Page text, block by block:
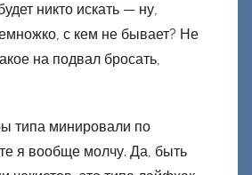
никто искать — ну,
с кем не бывает? Не
на подвал бросать,
типа минировали по
я вообще молчу. Да, быть